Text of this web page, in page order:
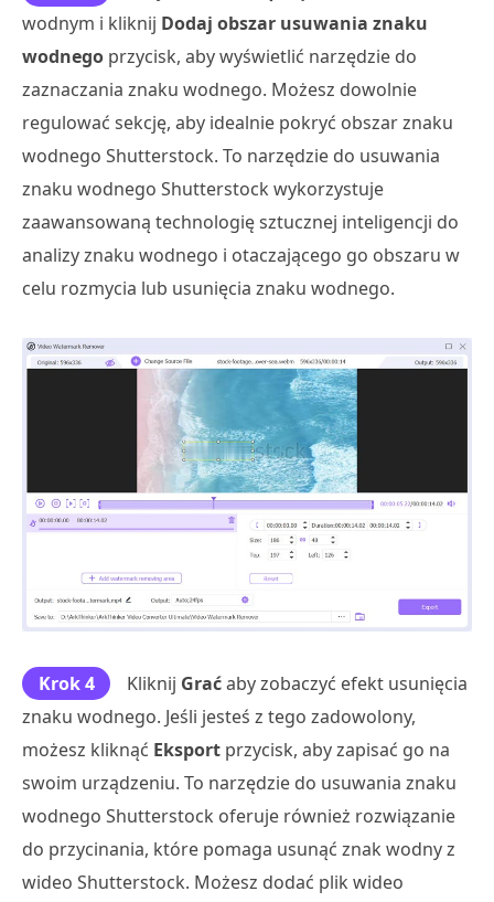
wodnym i kliknij Dodaj obszar usuwania znaku
wodnego przycisk, aby wyświetlić narzędzie do
zaznaczania znaku wodnego. Możesz dowolnie
regulować sekcję, aby idealnie pokryć obszar znaku
wodnego Shutterstock. To narzędzie do usuwania
znaku wodnego Shutterstock wykorzystuje
zaawansowaną technologię sztucznej inteligencji do
analizy znaku wodnego i otaczającego go obszaru w
celu rozmycia lub usunięcia znaku wodnego.
Krok 4 Kliknij Graćaby zobaczyć efekt usunięcia
znaku wodnego. Jeśli jesteś z tego zadowolony,
możesz kliknąć Eksport przycisk, aby zapisać go na
swoim urządzeniu. To narzędzie do usuwania znaku
wodnego Shutterstock oferuje również rozwiązanie
do przycinania, które pomaga usunąć znak wodny z
wideo Shutterstock. Możesz dodać plik wideo